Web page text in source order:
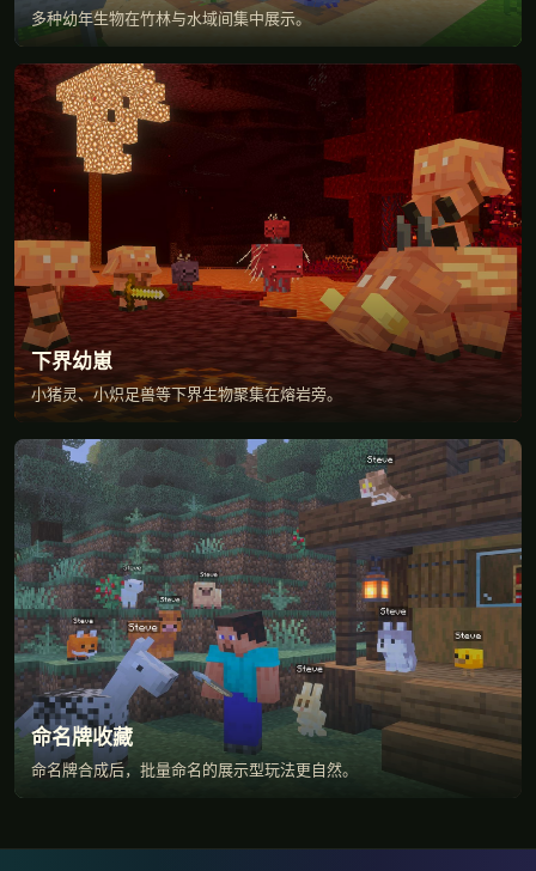
多种幼年生物在竹林与水域间集中展示。
下界幼崽
小猪灵、小炽足兽等下界生物聚集在熔岩旁。
命名牌收藏
命名牌合成后，批量命名的展示型玩法更自然。